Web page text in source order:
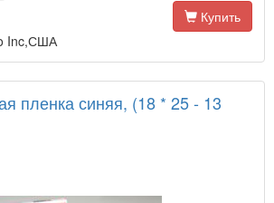
Купить
Inc,США
пленка синяя, (18 * 25 - 13